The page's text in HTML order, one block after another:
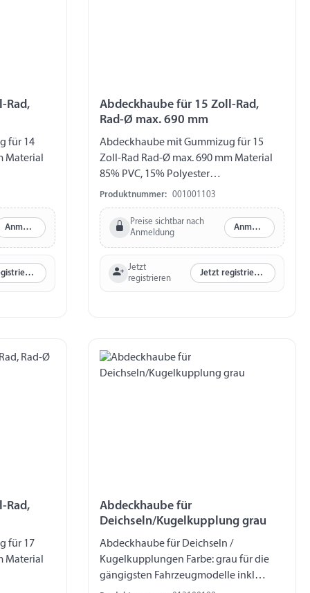
Rad,
für 14
Material
Anmelden
Jetzt registrieren
Abdeckhaube für 15 Zoll-Rad,
Rad-Ø max. 690 mm
Abdeckhaube mit Gummizug für 15
Zoll-Rad Rad-Ø max. 690 mm Material
85% PVC, 15% Polyester
feuchtigkeitsverträglich UV-stabil
Produktnummer: 001001103
Preise sichtbar nach
Anmeldung
Anmelden
Jetzt
registrieren
Jetzt registrieren
Rad,
für 17
Material
Abdeckhaube für
Deichseln/Kugelkupplung grau
Abdeckhaube für Deichseln /
Kugelkupplungen Farbe: grau für die
gängigsten Fahrzeugmodelle inkl